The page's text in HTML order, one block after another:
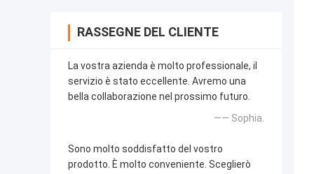
RASSEGNE DEL CLIENTE
La vostra azienda è molto professionale, il
servizio è stato eccellente. Avremo una
bella collaborazione nel prossimo futuro.
—— Sophia.
Sono molto soddisfatto del vostro
prodotto. È molto conveniente. Sceglierò